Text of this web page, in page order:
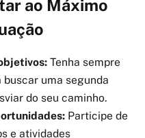
ao Máximo
Tenha sempre
uma segunda
do seu caminho.
Participe de
e atividades